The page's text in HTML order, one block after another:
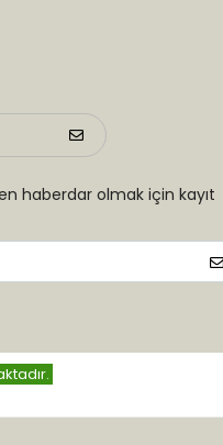
haberdar olmak için kayıt